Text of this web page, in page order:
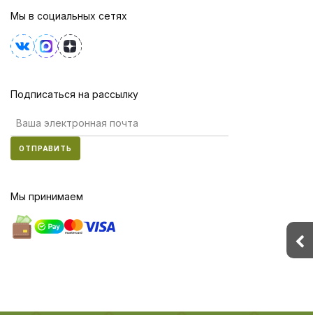
Мы в социальных сетях
Подписаться на рассылку
ОТПРАВИТЬ
Мы принимаем